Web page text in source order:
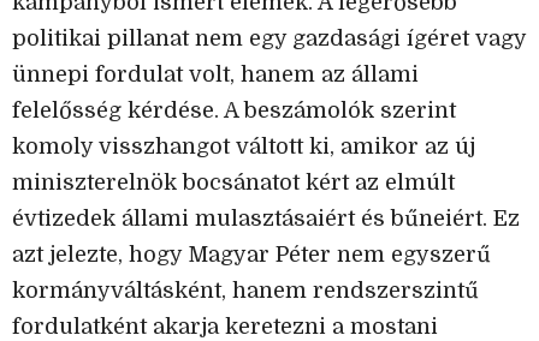
politikai pillanat nem egy gazdasági ígéret vagy
ünnepi fordulat volt, hanem az állami
felelősség kérdése. A beszámolók szerint
komoly visszhangot váltott ki, amikor az új
miniszterelnök bocsánatot kért az elmúlt
évtizedek állami mulasztásaiért és bűneiért. Ez
azt jelezte, hogy Magyar Péter nem egyszerű
kormányváltásként, hanem rendszerszintű
fordulatként akarja keretezni a mostani